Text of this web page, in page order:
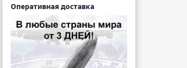
СНО49-26/43х34Р-6-В
Оперативная доставка